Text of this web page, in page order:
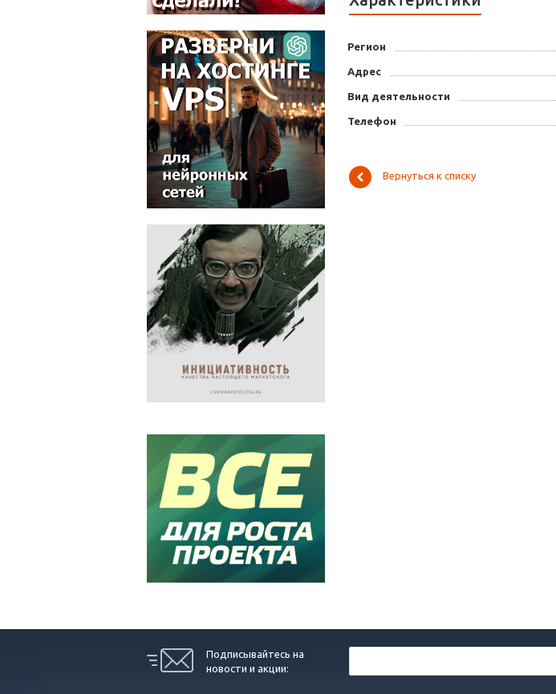
Регион
Адрес
Вид деятельности
Телефон
Вернуться к списку
Подписывайтесь на
новости и акции: